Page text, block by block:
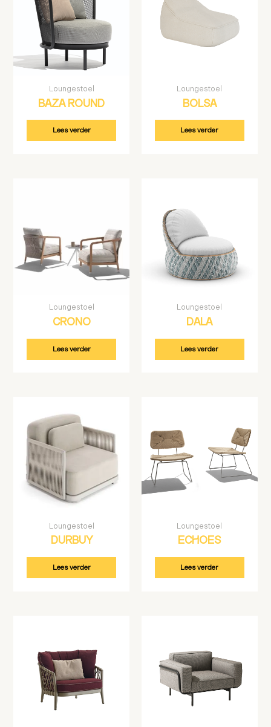
Loungestoel
BAZA ROUND
Lees verder
Loungestoel
BOLSA
Lees verder
Loungestoel
CRONO
Lees verder
Loungestoel
DALA
Lees verder
Loungestoel
DURBUY
Lees verder
Loungestoel
ECHOES
Lees verder